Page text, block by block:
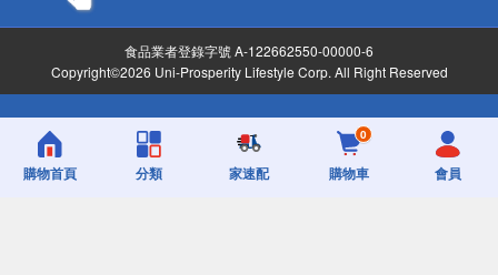
食品業者登錄字號 A-122662550-00000-6
Copyright©2026 Uni-Prosperity Lifestyle Corp. All Right Reserved
購物首頁 分類 家速配
0
購物車 會員